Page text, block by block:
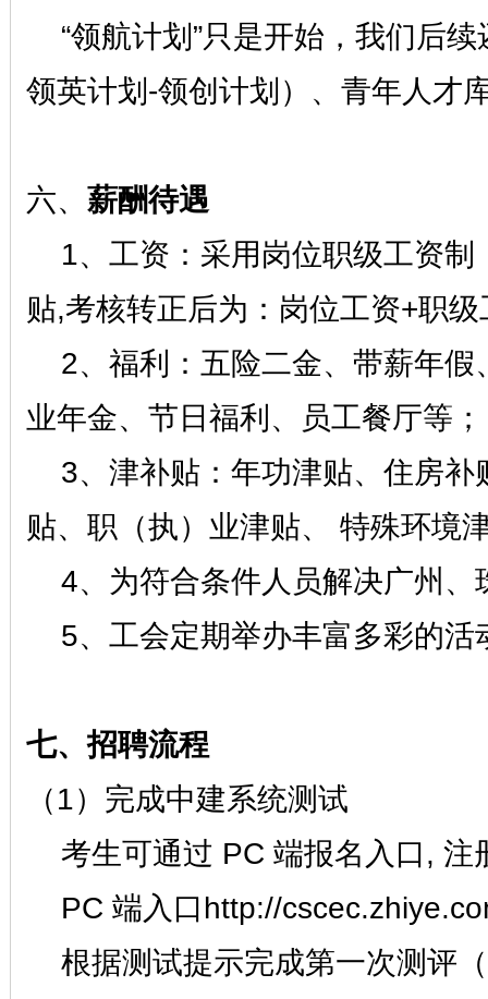
“领航计划”只是开始，我们后
领英计划-领创计划）、青年人才
六、 薪酬待遇
1、 工资：采用岗位职级工资
贴,考核转正后为：岗位工资+职
2、福利：五险二金、带薪年
业年金、节日福利、员工餐厅等；
3、 津补贴：年功津贴、住房
贴、职（执）业津贴、
特殊环境
4、为符合条件人员解决广州、
5、工会定期举办丰富多彩的
七、招聘流程
（1）完成中建系统测试
考生可通过 PC 端报名入口, 注
PC 端入口http://
根据测试提示完成第一次测评